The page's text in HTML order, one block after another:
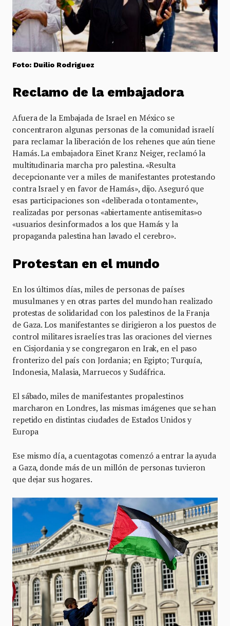
Foto: Duilio Rodriguez
Reclamo de la embajadora
Afuera de la Embajada de Israel en México se
concentraron algunas personas de la comunidad israelí
para reclamar la liberación de los rehenes que aún tiene
Hamás. La embajadora Einet Kranz Neiger, reclamó la
multitudinaria marcha pro palestina. «Resulta
decepcionante ver a miles de manifestantes protestando
contra Israel y en favor de Hamás», dijo. Aseguró que
esas participaciones son «deliberada o tontamente»,
realizadas por personas «abiertamente antisemitas»o
«usuarios desinformados a los que Hamás y la
propaganda palestina han lavado el cerebro».
Protestan en el mundo
En los últimos días, miles de personas de países
musulmanes y en otras partes del mundo han realizado
protestas de solidaridad con los palestinos de la Franja
de Gaza. Los manifestantes se dirigieron a los puestos de
control militares israelíes tras las oraciones del viernes
en Cisjordania y se congregaron en Irak, en el paso
fronterizo del país con Jordania; en Egipto; Turquía,
Indonesia, Malasia, Marruecos y Sudáfrica.
El sábado, miles de manifestantes propalestinos
marcharon en Londres, las mismas imágenes que se han
repetido en distintas ciudades de Estados Unidos y
Europa
Ese mismo día, a cuentagotas comenzó a entrar la ayuda
a Gaza, donde más de un millón de personas tuvieron
que dejar sus hogares.